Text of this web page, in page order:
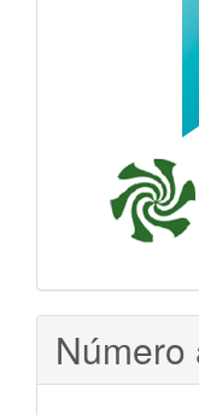
Número